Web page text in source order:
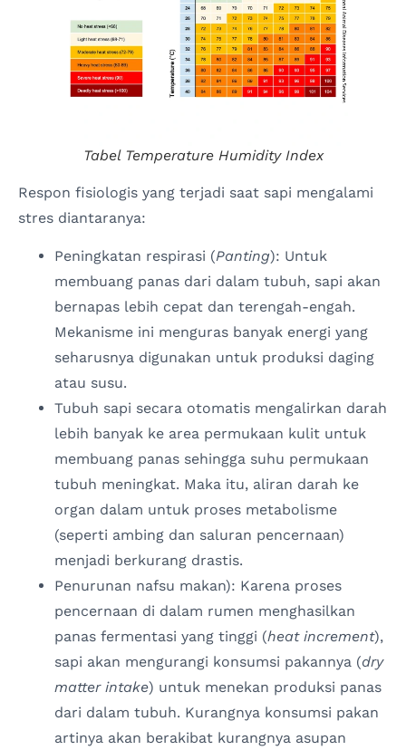
Tabel Temperature Humidity Index
Respon fisiologis yang terjadi saat sapi mengalami
stres diantaranya:
Peningkatan respirasi (Panting): Untuk
membuang panas dari dalam tubuh, sapi akan
bernapas lebih cepat dan terengah-engah.
Mekanisme ini menguras banyak energi yang
seharusnya digunakan untuk produksi daging
atau susu.
Tubuh sapi secara otomatis mengalirkan darah
lebih banyak ke area permukaan kulit untuk
membuang panas sehingga suhu permukaan
tubuh meningkat. Maka itu, aliran darah ke
organ dalam untuk proses metabolisme
(seperti ambing dan saluran pencernaan)
menjadi berkurang drastis.
Penurunan nafsu makan): Karena proses
pencernaan di dalam rumen menghasilkan
panas fermentasi yang tinggi (heat increment),
sapi akan mengurangi konsumsi pakannya (dry
matter intake) untuk menekan produksi panas
dari dalam tubuh. Kurangnya konsumsi pakan
artinya akan berakibat kurangnya asupan